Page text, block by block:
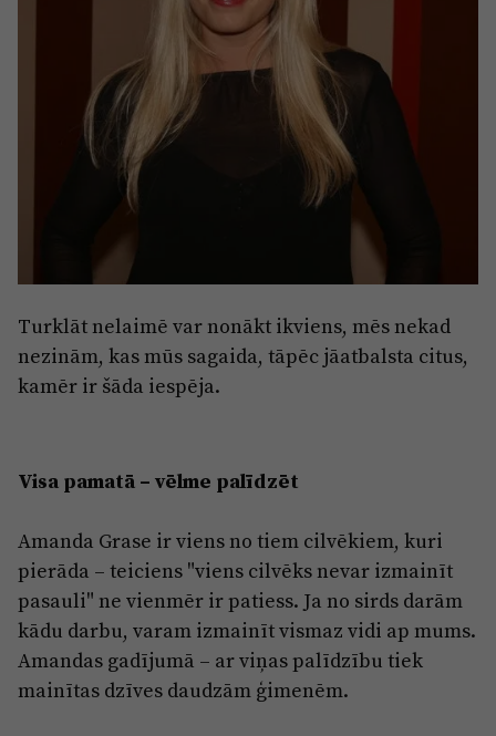
Zaļā nākotne
Iedvesmai nav vecuma
Vide
Kodols
Kontakti
Ētikas kodekss
Sludinājumi
Turklāt nelaimē var nonākt ikviens, mēs nekad
nezinām, kas mūs sagaida, tāpēc jāatbalsta citus,
kamēr ir šāda iespēja.
Visa pamatā – vēlme palīdzēt
Amanda Grase ir viens no tiem cilvēkiem, kuri
pierāda – teiciens "viens cilvēks nevar izmainīt
pasauli" ne vienmēr ir patiess. Ja no sirds darām
kādu darbu, varam izmainīt vismaz vidi ap mums.
Amandas gadījumā – ar viņas palīdzību tiek
mainītas dzīves daudzām ģimenēm.